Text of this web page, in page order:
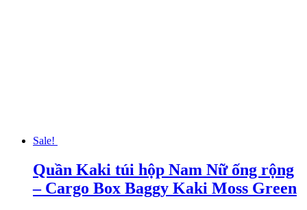
Sale!
Quần Kaki túi hộp Nam Nữ ống rộng
– Cargo Box Baggy Kaki Moss Green